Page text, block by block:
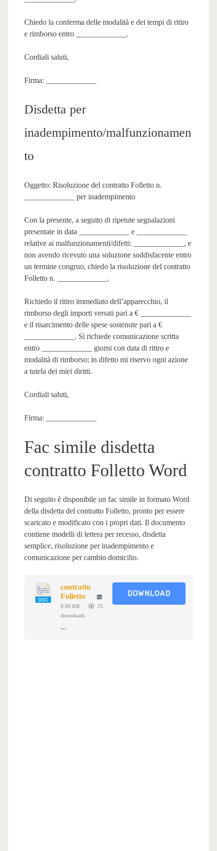
Chiedo la conferma delle modalità e dei tempi di ritiro
e rimborso entro _____________.
Cordiali saluti,
Firma: _____________
Disdetta per
inadempimento/malfunzionamen
to
Oggetto: Risoluzione del contratto Folletto n.
_____________ per inadempimento
Con la presente, a seguito di ripetute segnalazioni
presentate in data _____________ e _____________
relative ai malfunzionamenti/difetti: _____________, e
non avendo ricevuto una soluzione soddisfacente entro
un termine congruo, chiedo la risoluzione del contratto
Folletto n. _____________.
Richiedo il ritiro immediato dell’apparecchio, il
rimborso degli importi versati pari a € _____________
e il risarcimento delle spese sostenute pari a €
_____________. Si richiede comunicazione scritta
entro _____________ giorni con data di ritiro e
modalità di rimborso; in difetto mi riservo ogni azione
a tutela dei miei diritti.
Cordiali saluti,
Firma: _____________
Fac simile disdetta
contratto Folletto​ Word
Di seguito è disponibile un fac simile in formato Word
della disdetta del contratto Folletto, pronto per essere
scaricato e modificato con i propri dati. Il documento
contiene modelli di lettera per recesso, disdetta
semplice, risoluzione per inadempimento e
comunicazione per cambio domicilio.
contratto
Folletto​
0.00 KB
25
downloads
...
DOWNLOAD